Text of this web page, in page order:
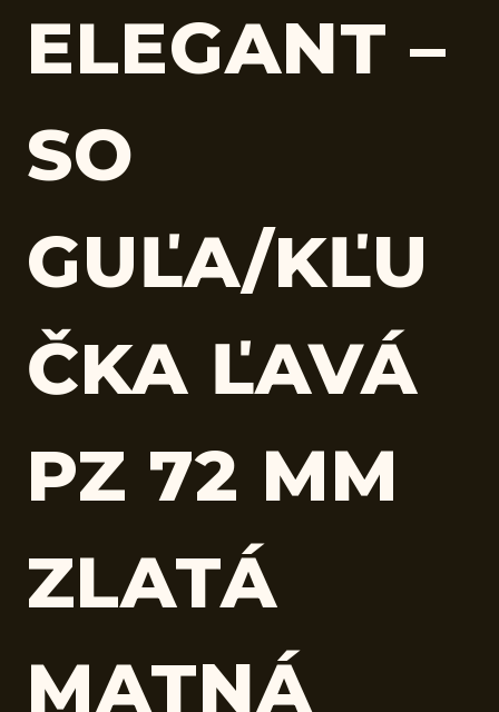
ELEGANT –
SO
GUĽA/KĽU
ČKA ĽAVÁ
PZ 72 MM
ZLATÁ
MATNÁ